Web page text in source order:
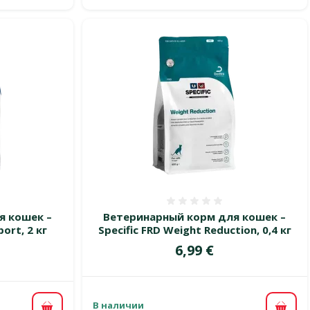
кошек –
2 кг
Ветеринарный корм для кошек –
Specific FRD Weight Reduction, 0,4 кг
Цена
6,99 €
В наличии